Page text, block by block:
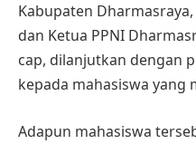
Kabupaten
dan Ketua PPNI
cap, dilanjutkan dengan
kepada mahasiswa yang
Adapun mahasiswa